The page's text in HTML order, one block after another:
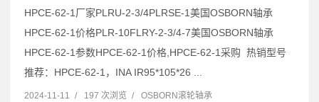
HPCE-62-1厂家PLRU-2-3/4PLRSE-1美国OSBORN轴承
HPCE-62-1价格PLR-10FLRY-2-3/4-7美国OSBORN轴承
HPCE-62-1参数HPCE-62-1价格,HPCE-62-1采购 热销型号
推荐：HPCE-62-1，INA IR95*105*26 ...
2024-11-11 / 197 次浏览 / OSBORN滚轮轴承